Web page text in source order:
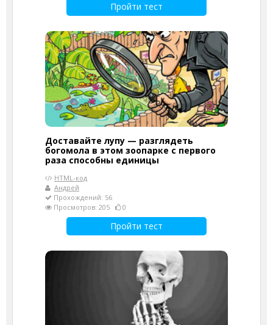
Пройти тест
Доставайте лупу — разглядеть
богомола в этом зоопарке с первого
раза способны единицы
HTML-код
Андрей
Прохождений: 56
Просмотров: 205
0
Пройти тест